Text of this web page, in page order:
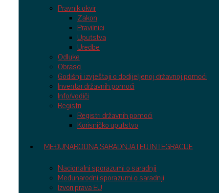
Pravnik okvir
Zakon
Pravilnici
Uputstva
Uredbe
Odluke
Obrasci
Godišnji izvještaji o dodijeljenoj državnoj pomoći
Inventar državnih pomoći
Info/vodiči
Registri
Registri državnih pomoći
Korisničko uputstvo
MEĐUNARODNA SARADNJA I EU INTEGRACIJE
Nacionalni sporazumi o saradnji
Međunarodni sporazumi o saradnji
Izvori prava EU